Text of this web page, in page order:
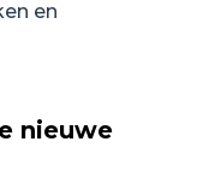
en
nieuwe